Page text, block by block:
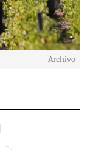
Archivo